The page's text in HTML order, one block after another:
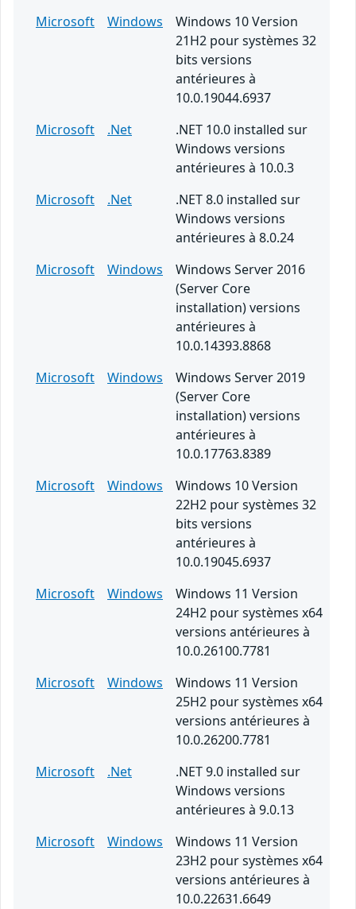
Microsoft
Windows
Windows 10 Version
21H2 pour systèmes 32
bits versions
antérieures à
10.0.19044.6937
Microsoft
.Net
.NET 10.0 installed sur
Windows versions
antérieures à 10.0.3
Microsoft
.Net
.NET 8.0 installed sur
Windows versions
antérieures à 8.0.24
Microsoft
Windows
Windows Server 2016
(Server Core
installation) versions
antérieures à
10.0.14393.8868
Microsoft
Windows
Windows Server 2019
(Server Core
installation) versions
antérieures à
10.0.17763.8389
Microsoft
Windows
Windows 10 Version
22H2 pour systèmes 32
bits versions
antérieures à
10.0.19045.6937
Microsoft
Windows
Windows 11 Version
24H2 pour systèmes x64
versions antérieures à
10.0.26100.7781
Microsoft
Windows
Windows 11 Version
25H2 pour systèmes x64
versions antérieures à
10.0.26200.7781
Microsoft
.Net
.NET 9.0 installed sur
Windows versions
antérieures à 9.0.13
Microsoft
Windows
Windows 11 Version
23H2 pour systèmes x64
versions antérieures à
10.0.22631.6649